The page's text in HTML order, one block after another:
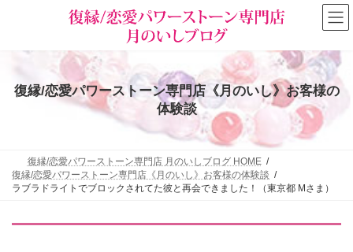
復縁/恋愛パワーストーン専門店《月のいし》お客様の
体験談
復縁/恋愛パワーストーン専門店 月のいしブログ HOME
復縁/恋愛パワーストーン専門店《月のいし》お客様の体験談
ラブラドライトでブロックされてた彼と再会できました！（東京都 Mさま）